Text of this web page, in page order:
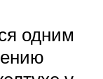
одним